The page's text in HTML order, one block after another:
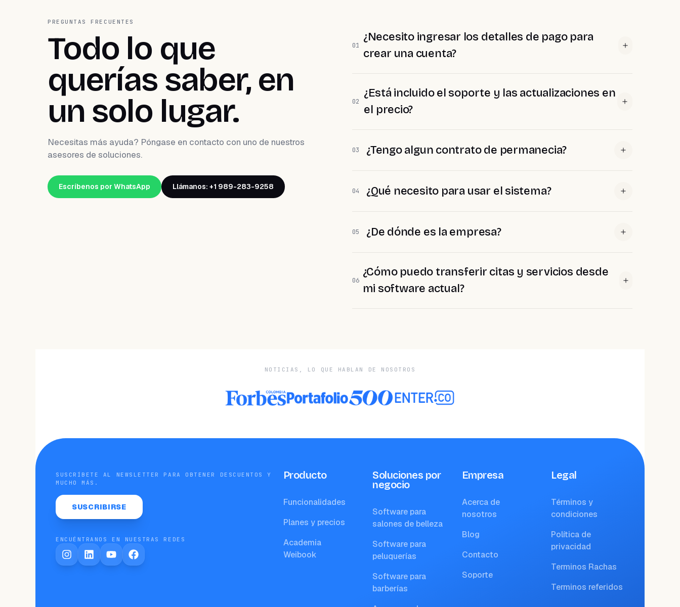
PREGUNTAS FRECUENTES
Todo lo que
querías saber, en
un solo lugar.
Necesitas más ayuda? Póngase en contacto con uno de nuestros
asesores de soluciones.
Escríbenos por WhatsApp Llámanos: +1 989-283-9258
01
¿Necesito ingresar los detalles de pago para
crear una cuenta?
02
¿Está incluido el soporte y las actualizaciones en
el precio?
03 ¿Tengo algun contrato de permanecia?
04 ¿Qué necesito para usar el sistema?
05 ¿De dónde es la empresa?
06
¿Cómo puedo transferir citas y servicios desde
mi software actual?
NOTICIAS, LO QUE HABLAN DE NOSOTROS
SUSCRÍBETE AL NEWSLETTER PARA OBTENER DESCUENTOS Y
MUCHO MÁS.
SUSCRIBIRSE
ENCUÉNTRANOS EN NUESTRAS REDES
Producto
Funcionalidades
Planes y precios
Academia
Weibook
Soluciones por
negocio
Software para
salones de belleza
Software para
peluquerías
Software para
barberías
Empresa
Acerca de
nosotros
Blog
Contacto
Soporte
Legal
Términos y
condiciones
Política de
privacidad
Terminos Rachas
Terminos referidos